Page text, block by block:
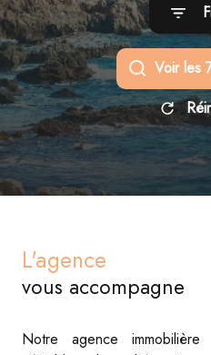
Voir les
L'agence
vous accompagne
Notre agence